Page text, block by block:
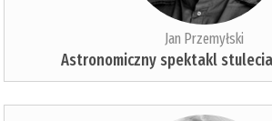
Jan Przemyłski
Astronomiczny spektakl